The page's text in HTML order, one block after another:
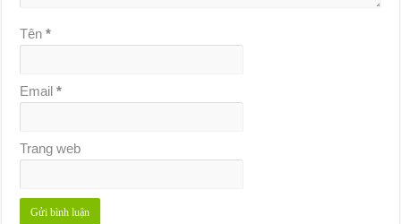
Tên*
Email*
Trang web